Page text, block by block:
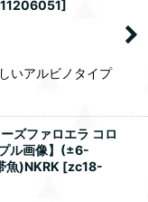
]
いアルビノタイプ
ズファロエラ コロ
ル画像】(±6-
魚)NKRK [zc18-